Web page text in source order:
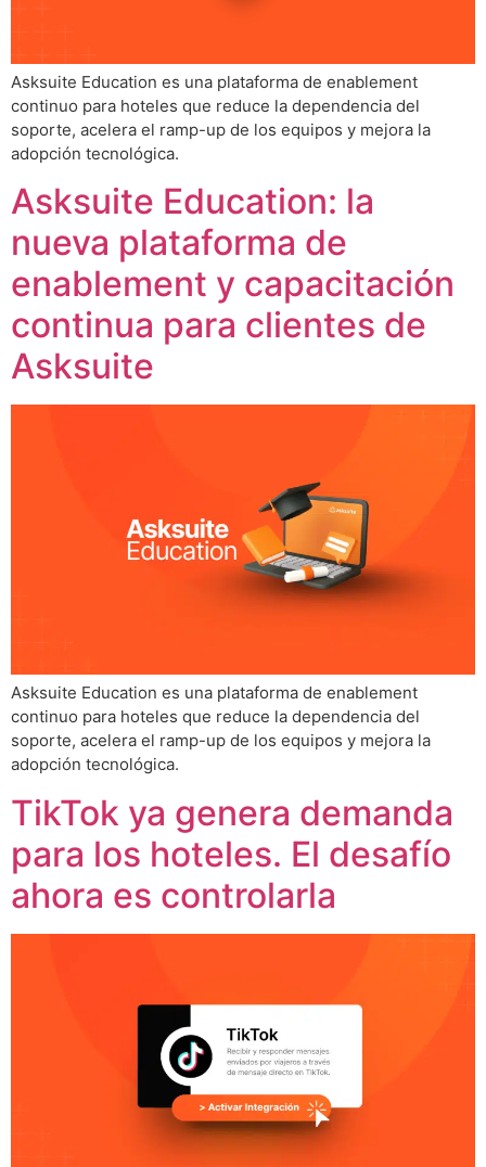
Asksuite Education es una plataforma de enablement
continuo para hoteles que reduce la dependencia del
soporte, acelera el ramp-up de los equipos y mejora la
adopción tecnológica.
Asksuite Education: la
nueva plataforma de
enablement y capacitación
continua para clientes de
Asksuite
Asksuite Education es una plataforma de enablement
continuo para hoteles que reduce la dependencia del
soporte, acelera el ramp-up de los equipos y mejora la
adopción tecnológica.
TikTok ya genera demanda
para los hoteles. El desafío
ahora es controlarla